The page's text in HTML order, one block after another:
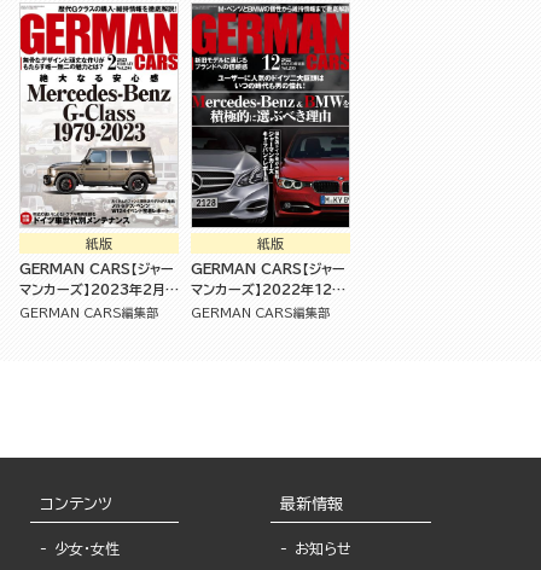
紙版
GERMAN CARS【ジャー
マンカーズ】2023年2月号
[雑誌]
GERMAN CARS編集部
紙版
GERMAN CARS【ジャー
マンカーズ】2022年12月
号
GERMAN CARS編集部
コンテンツ
少女・女性
最新情報
お知らせ